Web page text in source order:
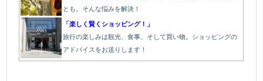
とも。そんな悩みを解決！
「楽しく賢くショッピング！」
旅行の楽しみは観光、食事、そして買い物。ショッピングの
アドバイスをお送りします！